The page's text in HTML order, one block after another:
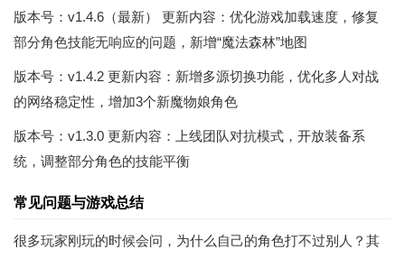
版本号：v1.4.6（最新） 更新内容：优化游戏加载速度，修复
部分角色技能无响应的问题，新增“魔法森林”地图
版本号：v1.4.2 更新内容：新增多源切换功能，优化多人对战
的网络稳定性，增加3个新魔物娘角色
版本号：v1.3.0 更新内容：上线团队对抗模式，开放装备系
统，调整部分角色的技能平衡
常见问题与游戏总结
很多玩家刚玩的时候会问，为什么自己的角色打不过别人？其